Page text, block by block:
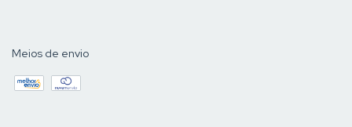
Meios de envio